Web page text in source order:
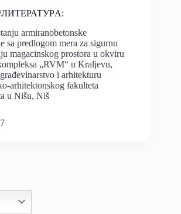
/ЛИТЕРАТУРA:
armiranobetonske
sa predlogom mera za sigurnu
magacinskog prostora u okviru
„RVM“ u Kraljevu,
i arhitekturu
arhitektonskog fakulteta
u Nišu, Niš